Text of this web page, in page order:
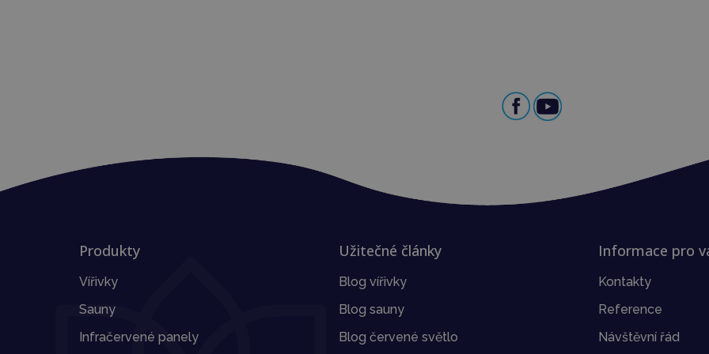
Produkty
Vířivky
Sauny
Infračervené panely
Užitečné články
Blog vířivky
Blog sauny
Blog červené světlo
Informace pro
Kontakty
Reference
Návštěvní řád